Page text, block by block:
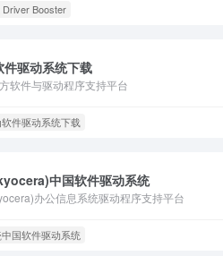
Driver Booster
件驱动系统下载
软件与驱动程序支持平台
件驱动系统下载
中国软件驱动系统
办公信息系统驱动程序支持平台
国软件驱动系统